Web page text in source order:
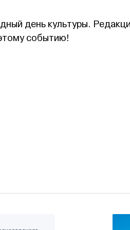
день культуры.
событию!